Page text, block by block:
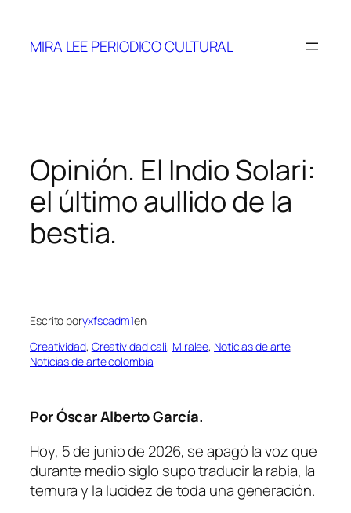
contenido
MIRA LEE PERIODICO CULTURAL
Opinión. El Indio Solari:
el último aullido de la
bestia.
Escrito poryxfscadm1en
Creatividad, Creatividad cali, Miralee, Noticias de arte
Noticias de arte colombia
Por Óscar Alberto García.
Hoy, 5 de junio de 2026, se apagó la voz que
durante medio siglo supo traducir la rabia, la
ternura y la lucidez de toda una generación.